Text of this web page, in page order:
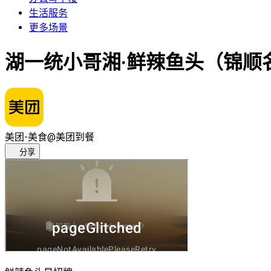
生活服务
更多场景
湖一统小哥湘·鲜辣鱼头（锦顺
美团-美食@美团到餐
分享